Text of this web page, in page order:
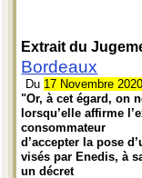
Extrait du
Bordeaux
Du 17 Novembre 2020
"Or, à cet égard, on
lorsqu’elle affirme
consommateur
d’accepter la pose
visés par Enedis, à
un décret